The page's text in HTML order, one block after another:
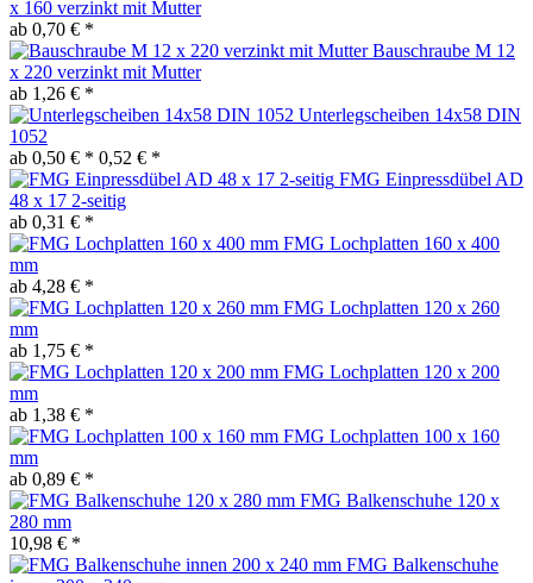
x 160 verzinkt mit Mutter
ab 0,70 € *
Bauschraube M 12
x 220 verzinkt mit Mutter
ab 1,26 € *
Unterlegscheiben 14x58 DIN
1052
ab 0,50 € * 0,52 € *
FMG Einpressdübel AD
48 x 17 2-seitig
ab 0,31 € *
FMG Lochplatten 160 x 400
mm
ab 4,28 € *
FMG Lochplatten 120 x 260
mm
ab 1,75 € *
FMG Lochplatten 120 x 200
mm
ab 1,38 € *
FMG Lochplatten 100 x 160
mm
ab 0,89 € *
FMG Balkenschuhe 120 x
280 mm
10,98 € *
FMG Balkenschuhe